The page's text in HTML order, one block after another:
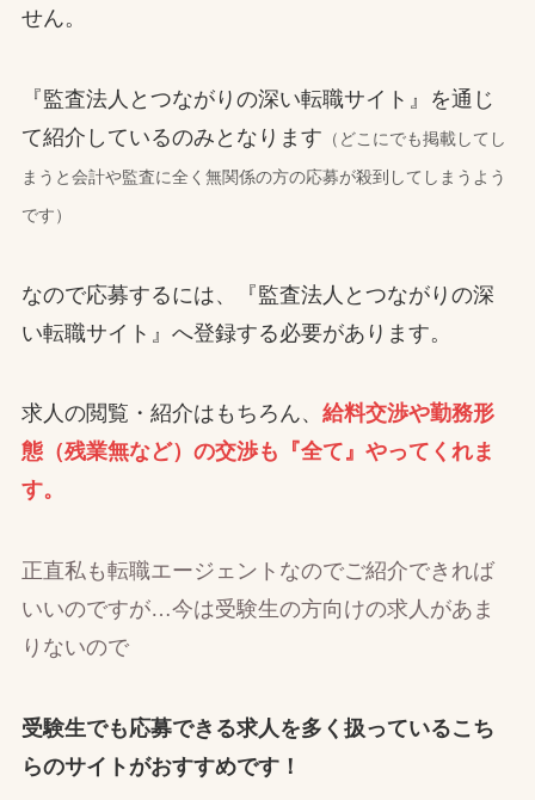
せん。
『監査法人とつながりの深い転職サイト』を通じ
て紹介しているのみとなります （どこにでも掲載してし
まうと会計や監査に全く無関係の方の応募が殺到してしまうよう
です）
なので応募するには、『監査法人とつながりの深
い転職サイト』へ登録する必要があります。
求人の閲覧・紹介はもちろん、 給料交渉や勤務形
態（残業無など）の交渉も『全て』やってくれま
す。
正直私も転職エージェントなのでご紹介できれば
いいのですが…今は受験生の方向けの求人があま
りないので
受験生でも応募できる求人を多く扱っているこち
らのサイトがおすすめです！